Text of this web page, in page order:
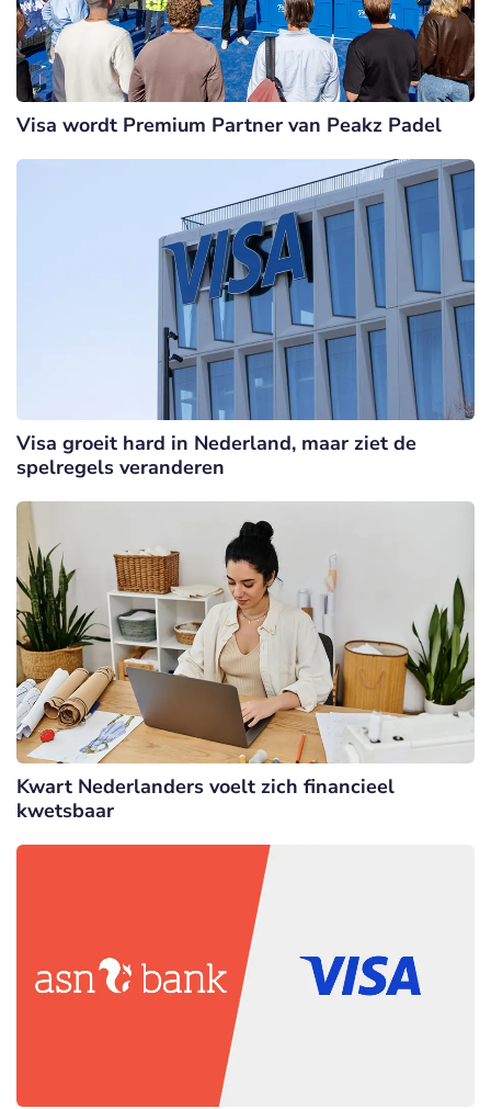
Visa wordt Premium Partner van Peakz Padel
Visa groeit hard in Nederland, maar ziet de
spelregels veranderen
Kwart Nederlanders voelt zich financieel
kwetsbaar